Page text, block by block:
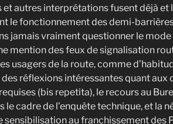
et autres interprétations fusent déjà
le fonctionnement des demi-
jamais vraiment questionner le
mention des feux de signalisation
usagers de la route, comme
réflexions intéressantes quant aux
(bis repetita), le recours au
le cadre de l’enquête technique, et la
au franchissement des